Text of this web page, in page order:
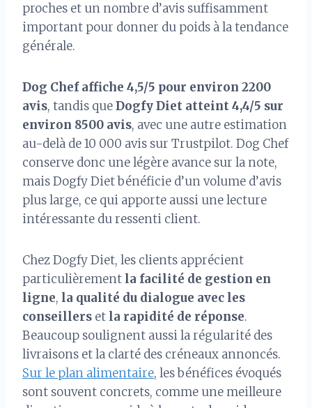
proches et un nombre d’avis suffisamment
important pour donner du poids à la tendance
générale.
Dog Chef affiche 4,5/5 pour environ 2200
avis, tandis queDogfy Diet atteint 4,4/5 sur
environ 8500 avis, avec une autre estimation
au-delà de 10 000 avis sur Trustpilot. Dog Chef
conserve donc une légère avance sur la note,
mais Dogfy Diet bénéficie d’un volume d’avis
plus large, ce qui apporte aussi une lecture
intéressante du ressenti client.
Chez Dogfy Diet, les clients apprécient
particulièrement la facilité de gestion en
ligne, la qualité du dialogue avec les
conseillers et la rapidité de réponse.
Beaucoup soulignent aussi la régularité des
livraisons et la clarté des créneaux annoncés.
Sur le plan alimentaire, les bénéfices évoqués
sont souvent concrets, comme une meilleure